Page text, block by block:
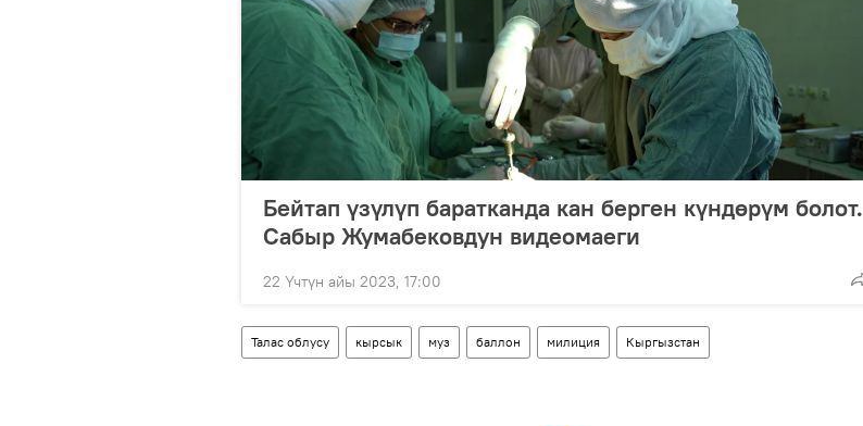
Бейтап үзүлүп баратканда кан берген күндөрүм болот.
Сабыр Жумабековдун видеомаеги
22 Үчтүн айы 2023, 17:00
Талас облусу кырсык муз баллон милиция Кыргызстан